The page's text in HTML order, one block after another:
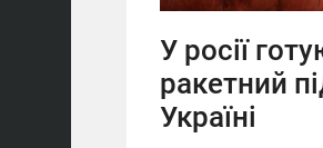
У росії
ракетний
Україні